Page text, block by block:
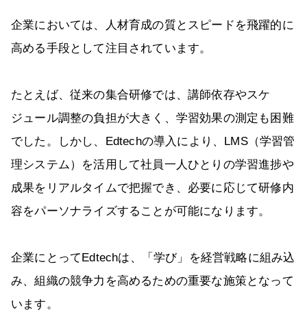
企業においては、人材育成の質とスピードを飛躍的に
高める手段として注目されています。
たとえば、従来の集合研修では、講師依存やスケ
ジュール調整の負担が大きく、学習効果の測定も困難
でした。しかし、Edtechの導入により、LMS（学習管
理システム）を活用して社員一人ひとりの学習進捗や
成果をリアルタイムで把握でき、必要に応じて研修内
容をパーソナライズすることが可能になります。
企業にとってEdtechは、「学び」を経営戦略に組み込
み、組織の競争力を高めるための重要な施策となって
います。